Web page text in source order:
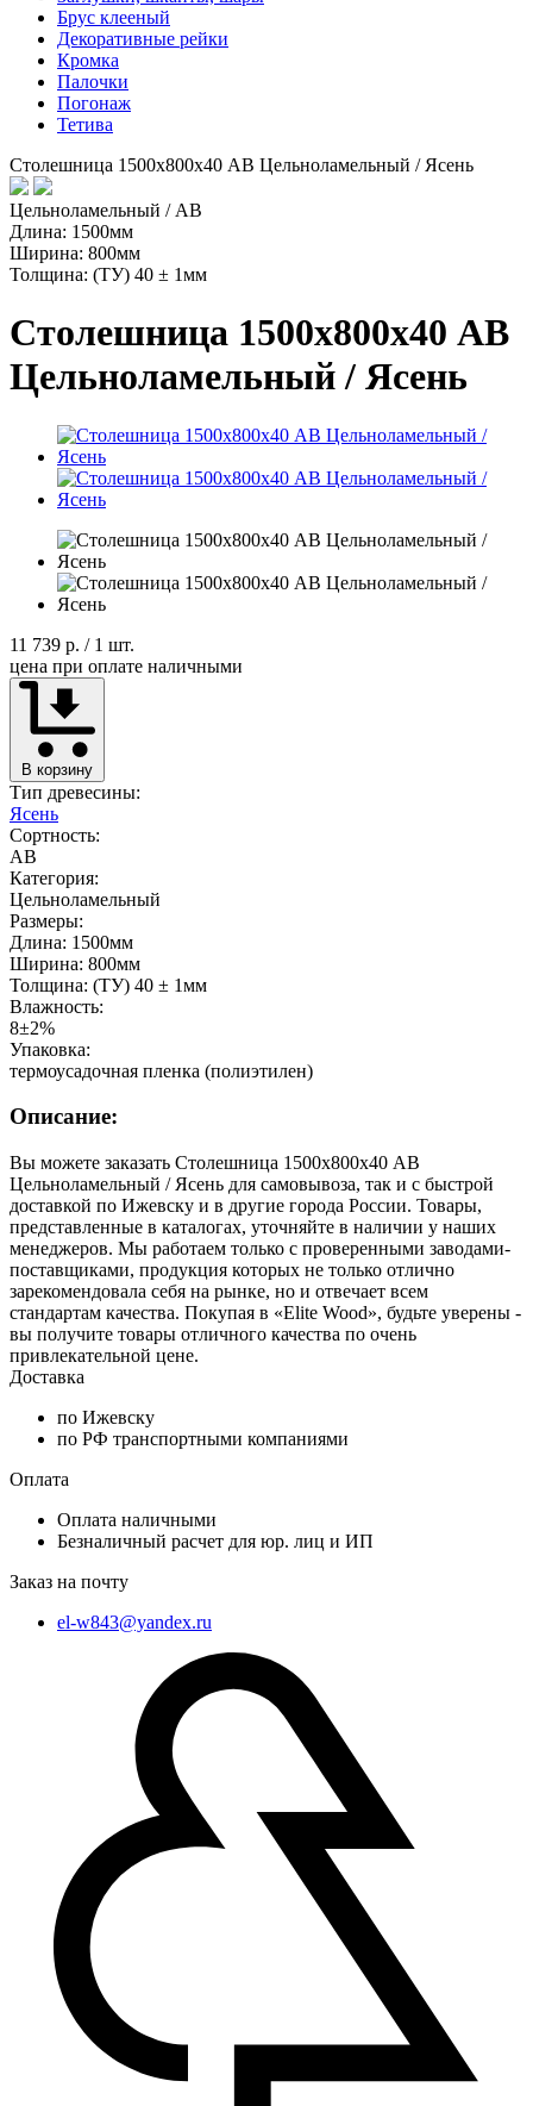
Брус клееный
Декоративные рейки
Кромка
Палочки
Погонаж
Тетива
Столешница 1500х800х40 АВ Цельноламельный / Ясень
Цельноламельный / AB
Длина: 1500мм
Ширина: 800мм
Толщина: (ТУ) 40 ± 1мм
Столешница 1500х800х40 АВ
Цельноламельный / Ясень
11 739 р. / 1 шт.
цена при оплате наличными
В корзину
Тип древесины:
Ясень
Сортность:
AB
Категория:
Цельноламельный
Размеры:
Длина: 1500мм
Ширина: 800мм
Толщина: (ТУ) 40 ± 1мм
Влажность:
8±2%
Упаковка:
термоусадочная пленка (полиэтилен)
Описание:
Вы можете заказать Столешница 1500х800х40 АВ
Цельноламельный / Ясень для самовывоза, так и с быстрой
доставкой по Ижевску и в другие города России. Товары,
представленные в каталогах, уточняйте в наличии у наших
менеджеров. Мы работаем только с проверенными заводами-
поставщиками, продукция которых не только отлично
зарекомендовала себя на рынке, но и отвечает всем
стандартам качества. Покупая в «Elite Wood», будьте уверены -
вы получите товары отличного качества по очень
привлекательной цене.
Доставка
по Ижевску
по РФ транспортными компаниями
Оплата
Оплата наличными
Безналичный расчет для юр. лиц и ИП
Заказ на почту
el-w843@yandex.ru